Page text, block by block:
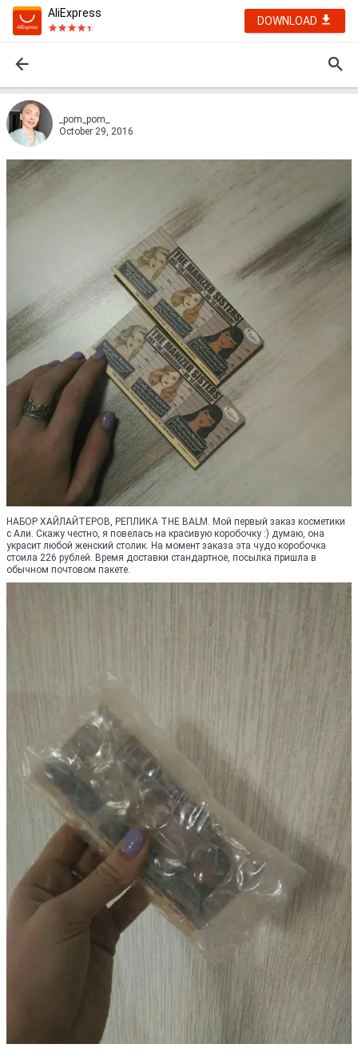
AliExpress
DOWNLOAD
_pom_pom_
October 29, 2016
НАБОР ХАЙЛАЙТЕРОВ, РЕПЛИКА THE BALM. Мой первый заказ косметики
с Али. Скажу честно, я повелась на красивую коробочку :) думаю, она
украсит любой женский столик. На момент заказа эта чудо коробочка
стоила 226 рублей. Время доставки стандартное, посылка пришла в
обычном почтовом пакете.